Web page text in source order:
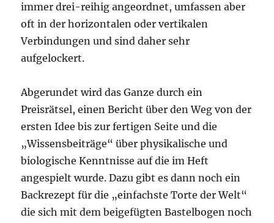
immer drei-reihig angeordnet, umfassen aber
oft in der horizontalen oder vertikalen
Verbindungen und sind daher sehr
aufgelockert.
Abgerundet wird das Ganze durch ein
Preisrätsel, einen Bericht über den Weg von der
ersten Idee bis zur fertigen Seite und die
„Wissensbeiträge“ über physikalische und
biologische Kenntnisse auf die im Heft
angespielt wurde. Dazu gibt es dann noch ein
Backrezept für die „einfachste Torte der Welt“
die sich mit dem beigefügten Bastelbogen noch